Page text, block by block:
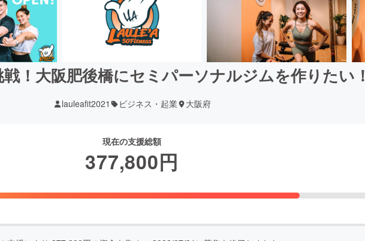
！大阪肥後橋にセミパーソナルジムを作りたい！
lauleafit2021 ビジネス・起業 大阪府
現在の支援総額
377,800円